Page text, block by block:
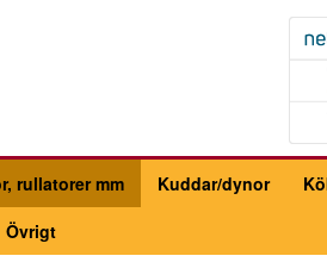
rullatorer mm Kuddar/dynor
Övrigt